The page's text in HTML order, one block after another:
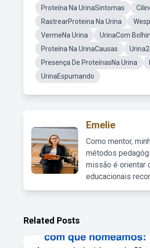
Proteína Na UrinaSintomas
RastrearProteina Na Urina
VermeNa Urina
UrinaCom
Proteína Na UrinaCausas
Presença De ProteínasNa Urina
UrinaEspumando
Emelie
Como mentor,
métodos
missão é orientar
educacionais
Related Posts